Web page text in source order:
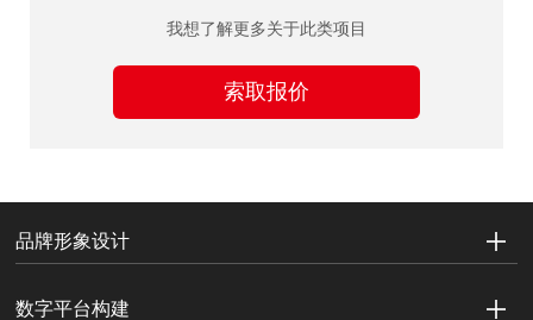
我想了解更多关于此类项目
索取报价
品牌形象设计
数字平台构建